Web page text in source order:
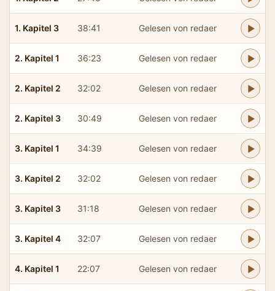
1. Kapitel 3 38:41 Gelesen von redaer
2. Kapitel 1 36:23 Gelesen von redaer
2. Kapitel 2 32:02 Gelesen von redaer
2. Kapitel 3 30:49 Gelesen von redaer
3. Kapitel 1 34:39 Gelesen von redaer
3. Kapitel 2 32:02 Gelesen von redaer
3. Kapitel 3 31:18 Gelesen von redaer
3. Kapitel 4 32:07 Gelesen von redaer
4. Kapitel 1 22:07 Gelesen von redaer